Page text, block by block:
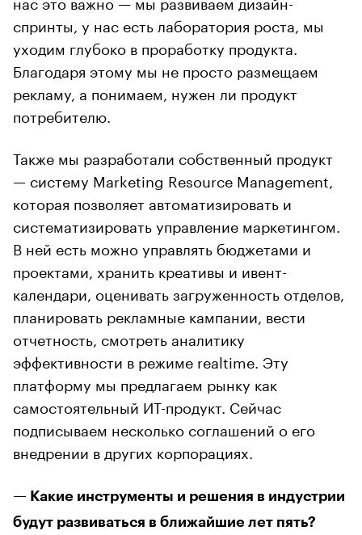
спринты, у нас есть лаборатория роста, мы
уходим глубоко в проработку продукта.
Благодаря этому мы не просто размещаем
рекламу, а понимаем, нужен ли продукт
потребителю.
Также мы разработали собственный продукт
— систему Marketing Resource Management,
которая позволяет автоматизировать и
систематизировать управление маркетингом.
В ней есть можно управлять бюджетами и
проектами, хранить креативы и ивент-
календари, оценивать загруженность отделов,
планировать рекламные кампании, вести
отчетность, смотреть аналитику
эффективности в режиме realtime. Эту
платформу мы предлагаем рынку как
самостоятельный ИТ-продукт. Сейчас
подписываем несколько соглашений о его
внедрении в других корпорациях.
— Какие инструменты и решения в индустрии
будут развиваться в ближайшие лет пять?